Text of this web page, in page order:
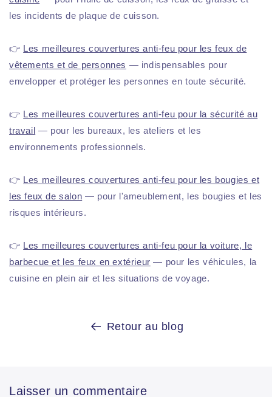
les incidents de plaque de cuisson.
👉 Les meilleures couvertures anti-feu pour les feux de
vêtements et de personnes — indispensables pour
envelopper et protéger les personnes en toute sécurité.
👉 Les meilleures couvertures anti-feu pour la sécurité au
travail — pour les bureaux, les ateliers et les
environnements professionnels.
👉 Les meilleures couvertures anti-feu pour les bougies et
les feux de salon — pour l'ameublement, les bougies et les
risques intérieurs.
👉 Les meilleures couvertures anti-feu pour la voiture, le
barbecue et les feux en extérieur — pour les véhicules, la
cuisine en plein air et les situations de voyage.
Retour au blog
Laisser un commentaire